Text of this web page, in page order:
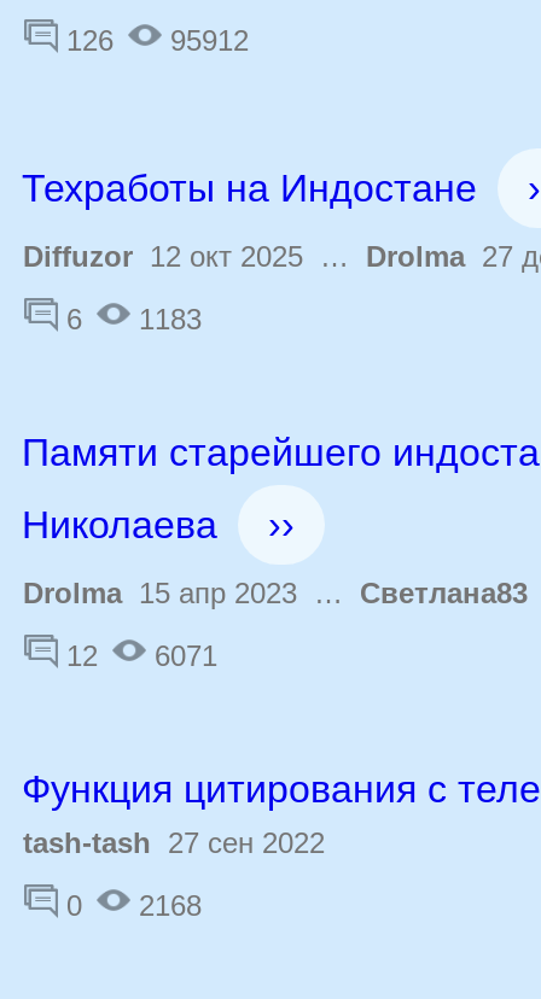
126
95912
Техработы на Индостане
Diffuzor 12 окт 2025 … Drolma27
6
1183
Памяти старейшего
Николаева
››
Drolma15 апр 2023 … Светлана83
12
6071
Функция цитирования с
tash-tash 27 сен 2022
0
2168